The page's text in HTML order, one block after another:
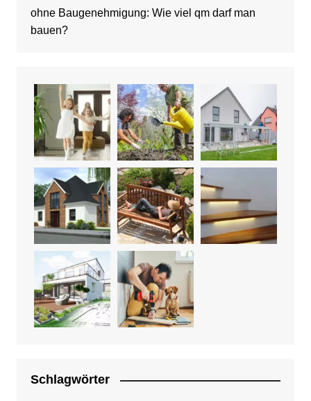
ohne Baugenehmigung: Wie viel qm darf man
bauen?
Schlagwörter